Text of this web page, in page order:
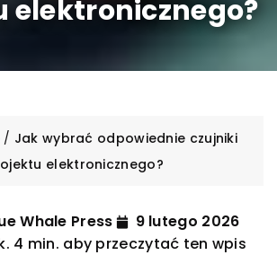
elektronicznego?
/ Jak wybrać odpowiednie czujniki
elektronicznego?
Whale Press
9 lutego 2026
4 min. aby przeczytać ten wpis